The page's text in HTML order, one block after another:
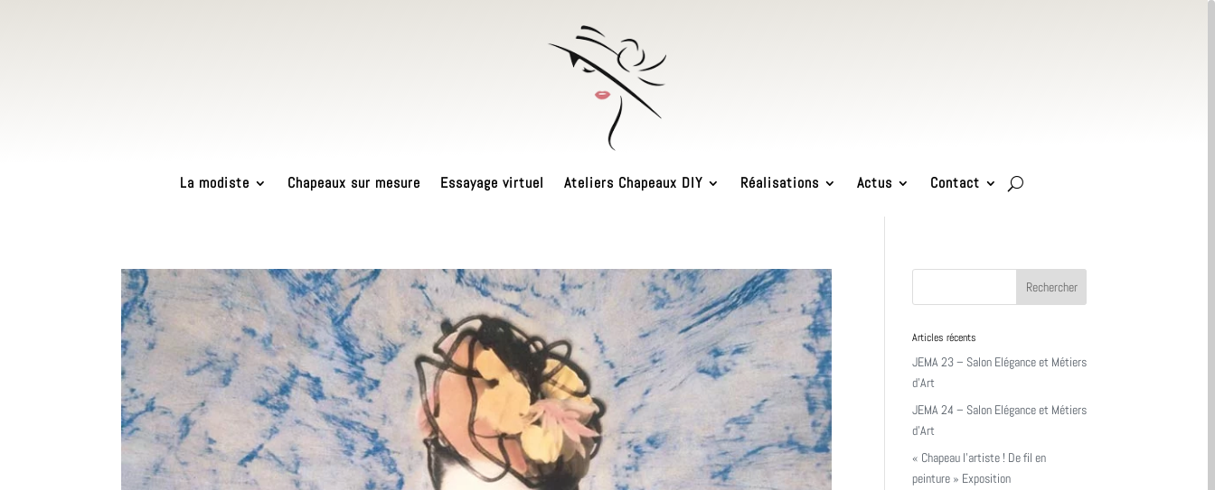
La modiste Chapeaux sur mesure Essayage virtuel Ateliers Chapeaux DIY Réalisations Actus Contact
Articles récents
JEMA 23 – Salon Elégance et Métiers
d’Art
JEMA 24 – Salon Elégance et Métiers
d’Art
« Chapeau l’artiste ! De fil en
peinture » Exposition